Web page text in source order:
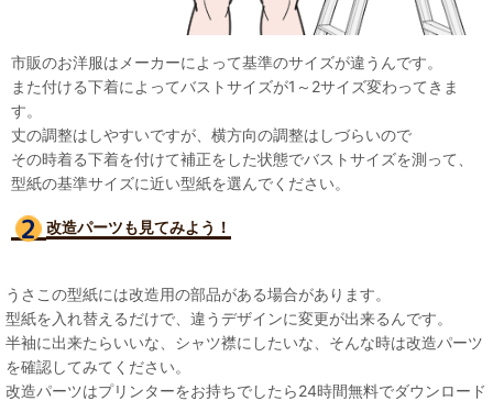
市販のお洋服はメーカーによって基準のサイズが違うんです。
また付ける下着によってバストサイズが1～2サイズ変わってきま
す。
丈の調整はしやすいですが、横方向の調整はしづらいので
その時着る下着を付けて補正をした状態でバストサイズを測って、
型紙の基準サイズに近い型紙を選んでください。
改造パーツも見てみよう！
うさこの型紙には改造用の部品がある場合があります。
型紙を入れ替えるだけで、違うデザインに変更が出来るんです。
半袖に出来たらいいな、シャツ襟にしたいな、そんな時は改造パーツ
を確認してみてください。
改造パーツはプリンターをお持ちでしたら24時間無料でダウンロード